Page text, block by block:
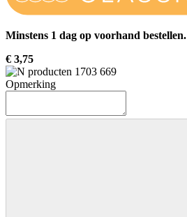
Minstens 1 dag op voorhand bestellen.
€ 3,75
Opmerking